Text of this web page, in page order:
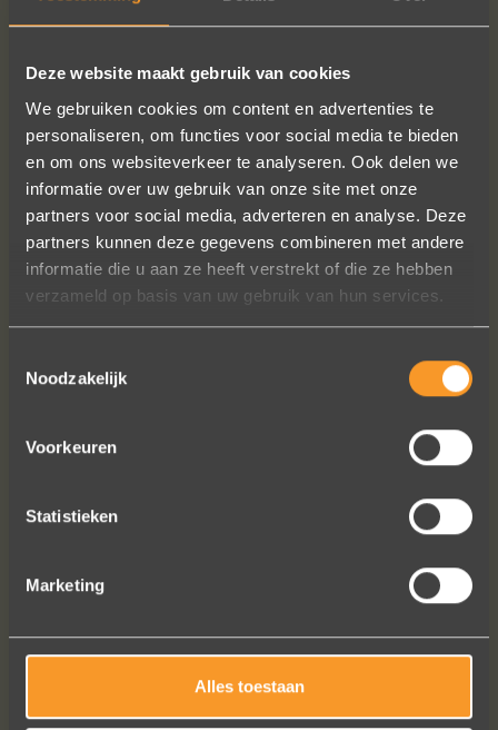
Deze website maakt gebruik van cookies
We gebruiken cookies om content en advertenties te
personaliseren, om functies voor social media te bieden
en om ons websiteverkeer te analyseren. Ook delen we
informatie over uw gebruik van onze site met onze
partners voor social media, adverteren en analyse. Deze
partners kunnen deze gegevens combineren met andere
informatie die u aan ze heeft verstrekt of die ze hebben
verzameld op basis van uw gebruik van hun services.
Noodzakelijk
Voorkeuren
Statistieken
Marketing
Alles toestaan
Sieraden online besteld: de ring is
subliem! Zoals altijd! Het maakt mijn
verzameling compleet ??
Ik dank het hele team hartelijk voor dit
prachtige juweeltje, en ook voor jullie
vriendelijkheid tijdens onze